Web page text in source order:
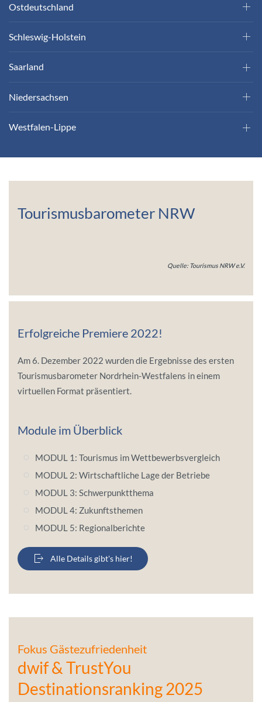
Ostdeutschland
Schleswig-Holstein
Saarland
Niedersachsen
Westfalen-Lippe
Tourismusbarometer NRW
Quelle: Tourismus NRW e.V.
Erfolgreiche Premiere 2022!
Am 6. Dezember 2022 wurden die Ergebnisse des ersten
Tourismusbarometer Nordrhein-Westfalens in einem
virtuellen Format präsentiert.
Module im Überblick
MODUL 1: Tourismus im Wettbewerbsvergleich
MODUL 2: Wirtschaftliche Lage der Betriebe
MODUL 3: Schwerpunktthema
MODUL 4: Zukunftsthemen
MODUL 5: Regionalberichte
Alle Details gibt's hier!
Fokus Gästezufriedenheit
dwif & TrustYou
Destinationsranking 2025